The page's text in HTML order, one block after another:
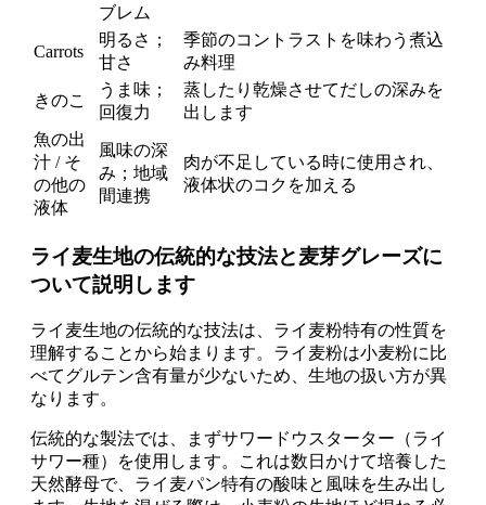
ブレム
Carrots
明るさ；
甘さ
季節のコントラストを味わう煮込
み料理
きのこ
うま味；
回復力
蒸したり乾燥させてだしの深みを
出します
魚の出
汁 / そ
の他の
液体
風味の深
み；地域
間連携
肉が不足している時に使用され、
液体状のコクを加える
ライ麦生地の伝統的な技法と麦芽グレーズに
ついて説明します
ライ麦生地の伝統的な技法は、ライ麦粉特有の性質を
理解することから始まります。ライ麦粉は小麦粉に比
べてグルテン含有量が少ないため、生地の扱い方が異
なります。
伝統的な製法では、まずサワードウスターター（ライ
サワー種）を使用します。これは数日かけて培養した
天然酵母で、ライ麦パン特有の酸味と風味を生み出し